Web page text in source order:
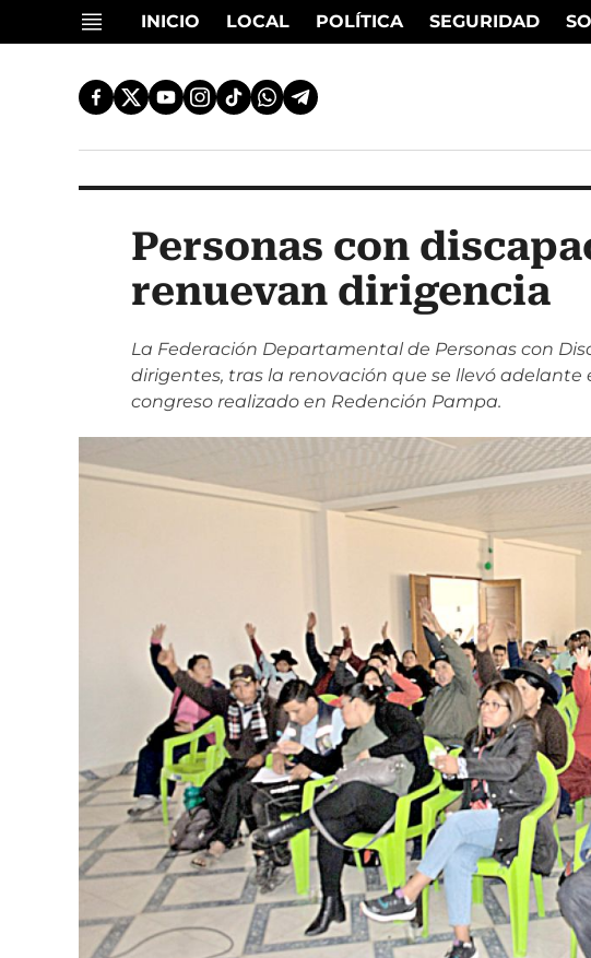
INICIO LOCAL POLÍTICA SEGURIDAD
Personas con
renuevan dirigencia
La Federación Departamental de Personas con
dirigentes, tras la renovación que se llevó adelante
congreso realizado en Redención Pampa.